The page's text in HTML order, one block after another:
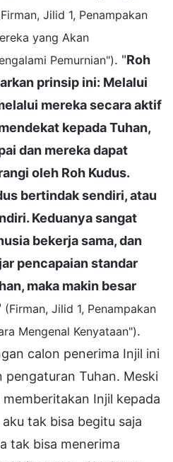
Jilid 1, Penampakan
yang Akan
Pemurnian"). "Roh
prinsip ini: Melalui
mereka secara aktif
kepada Tuhan,
dan mereka dapat
oleh Roh Kudus.
bertindak sendiri, atau
Keduanya sangat
bekerja sama, dan
pencapaian standar
maka makin besar
(Firman, Jilid 1, Penampakan
Mengenal Kenyataan").
calon penerima Injil ini
pengaturan Tuhan. Meski
Injil kepada
tak bisa begitu saja
tak bisa menerima